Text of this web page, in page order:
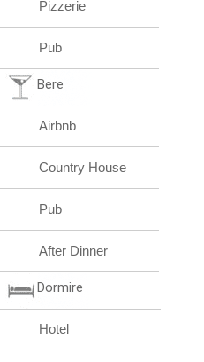
Pizzerie
Pub
Bere
Airbnb
Country House
Pub
After Dinner
Dormire
Hotel